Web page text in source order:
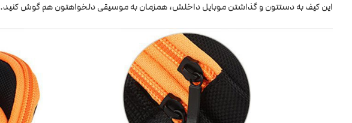
این کیف به دستتون و گذاشتن موبایل داخلش، همزمان به موسیقی دلخواهتون هم گوش کنید.